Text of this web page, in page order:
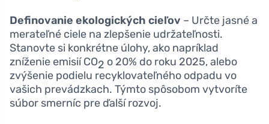
Definovanie ekologických cieľov – Určte jasné a
merateľné ciele na zlepšenie udržateľnosti.
Stanovte si konkrétne úlohy, ako napríklad
zníženie emisií CO2 o 20% do roku 2025, alebo
zvýšenie podielu recyklovateľného odpadu vo
vašich prevádzkach. Týmto spôsobom vytvoríte
súbor smerníc pre ďalší rozvoj.